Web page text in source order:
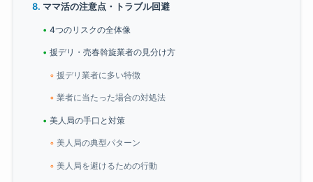
ママ活の注意点・トラブル回避
4つのリスクの全体像
援デリ・売春斡旋業者の見分け方
援デリ業者に多い特徴
業者に当たった場合の対処法
美人局の手口と対策
美人局の典型パターン
美人局を避けるための行動